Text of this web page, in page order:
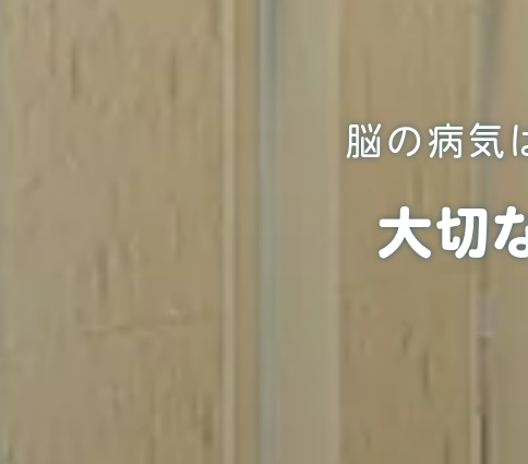
脳の病気
大切